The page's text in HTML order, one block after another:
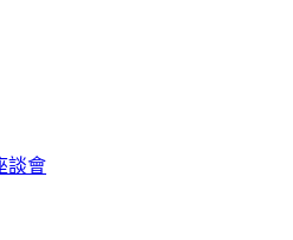
談會